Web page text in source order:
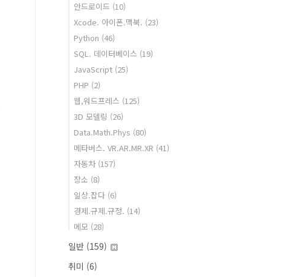
안드로이드 (10)
Xcode. 아이폰.맥북. (23)
Python (46)
SQL. 데이터베이스 (19)
JavaScript (25)
PHP (2)
웹,워드프레스 (125)
3D 모델링 (26)
Data.Math.Phys (80)
메타버스. VR.AR.MR.XR (41)
자동차 (157)
장소 (8)
일상.잡다 (6)
경제.규제.규정. (14)
메모 (28)
일반 (159)
취미 (6)